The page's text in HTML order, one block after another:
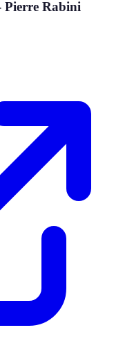
Pierre Rabini